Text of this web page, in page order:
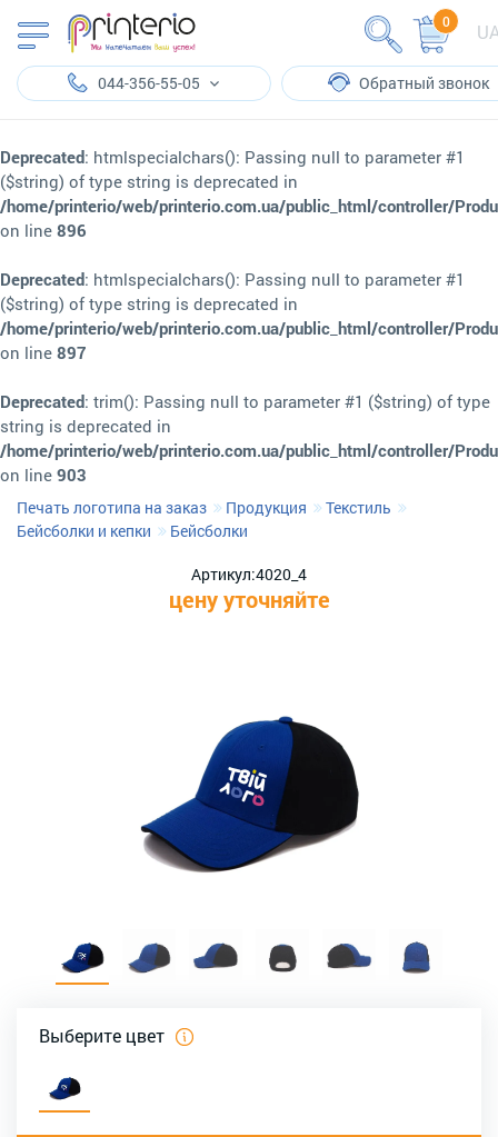
Deprecated: htmlspecialchars(): Passing null to parameter #1
($string) of type string is deprecated in
/home/printerio/web/printerio.com.ua/public_html/controller/
on line 896
Deprecated: htmlspecialchars(): Passing null to parameter #1
($string) of type string is deprecated in
/home/printerio/web/printerio.com.ua/public_html/controller/
on line 897
Deprecated: trim(): Passing null to parameter #1 ($string) of type
string is deprecated in
/home/printerio/web/printerio.com.ua/public_html/controller/
on line 903
0
044-356-55-05 Обратный звонок
Печать логотипа на заказ Продукция
Текстиль
Бейсболки и кепки
Бейсболки
Артикул:4020_4
цену уточняйте
Выберите цвет